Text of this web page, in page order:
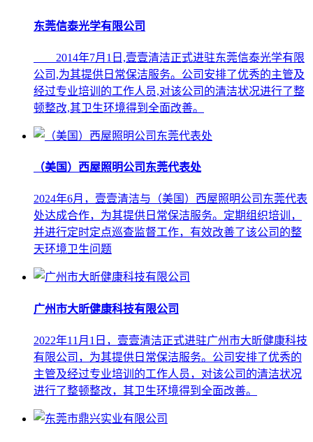
东莞信泰光学有限公司
2014年7月1日,壹壹清洁正式进驻东莞信泰光学有限
公司,为其提供日常保洁服务。公司安排了优秀的主管及
经过专业培训的工作人员,对该公司的清洁状况进行了整
顿整改,其卫生环境得到全面改善。
（美国）西屋照明公司东莞代表处
2024年6月，壹壹清洁与（美国）西屋照明公司东莞代表
处达成合作，为其提供日常保洁服务。定期组织培训，
并进行定时定点巡查监督工作，有效改善了该公司的整
天环境卫生问题
广州市大昕健康科技有限公司
2022年11月1日，壹壹清洁正式进驻广州市大昕健康科技
有限公司，为其提供日常保洁服务。公司安排了优秀的
主管及经过专业培训的工作人员，对该公司的清洁状况
进行了整顿整改，其卫生环境得到全面改善。